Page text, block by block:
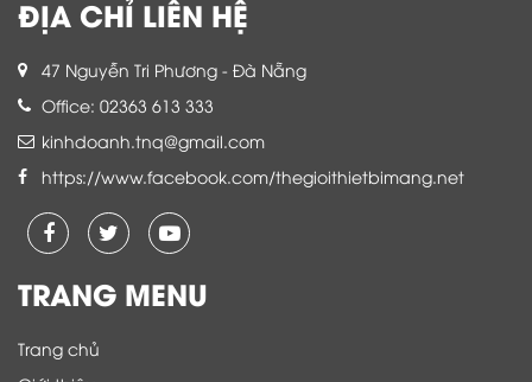
ĐỊA CHỈ LIÊN HỆ
47 Nguyễn Tri Phương - Đà Nẵng
Office: 02363 613 333
kinhdoanh.tnq@gmail.com
https://www.facebook.com/thegioithietbimang.net
TRANG MENU
Trang chủ